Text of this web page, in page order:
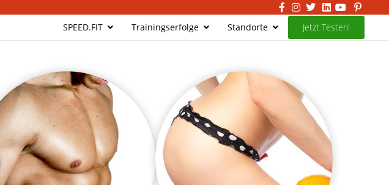
SPEED.FIT Trainingserfolge Standorte Jetzt Testen!